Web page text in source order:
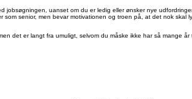
jobsøgningen, uanset om du er ledig eller ønsker nye
senior, men bevar motivationen og troen på, at det nok skal
det er langt fra umuligt, selvom du måske ikke har så mange